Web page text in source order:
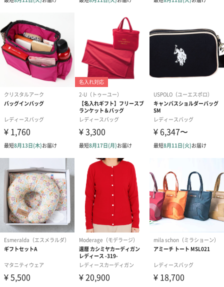
アールグレイ（HAPPY
BIRTHDAY TO YOU）
アールグレイティー
（660円）
フルーツティ
円）
スイーツ
スイーツを同梱してお届けいたします。ギフトへの＋αにおすすめ
です。
ゼリーバウム カット
（レモン＆紅茶）（432
麦わらパンダバウム
（バナナ味）（540円）
3層デザート
ェ〜国産フル